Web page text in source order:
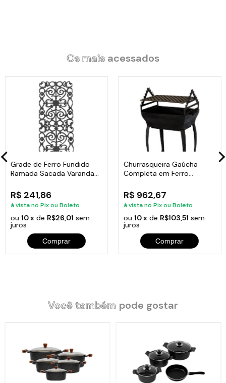
Itens Inclusos:
01 Caçarola Panela Granito Antiaderente Gourmet Javali AM
Os mais acessados
Grade de Ferro Fundido
Ramada Sacada Varanda
R$ 241,86
à vista no Pix ou Boleto
ou 10 xde R$26,01 sem
juros
Comprar
Churrasqueira Gaúcha
Completa em Ferro
R$ 962,67
à vista no Pix ou Boleto
ou 10 xde R$103,51 sem
juros
Comprar
Você também pode gostar